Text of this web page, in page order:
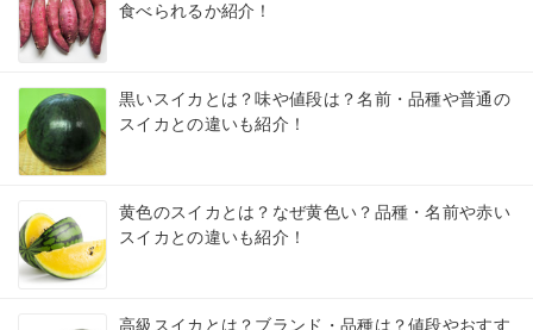
食べられるか紹介！
黒いスイカとは？味や値段は？名前・品種や普通の
スイカとの違いも紹介！
黄色のスイカとは？なぜ黄色い？品種・名前や赤い
スイカとの違いも紹介！
高級スイカとは？ブランド・品種は？値段やおすす